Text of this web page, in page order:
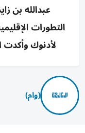
عبدالله بن
التطورات
لأدنوك وأكدت
(وام)